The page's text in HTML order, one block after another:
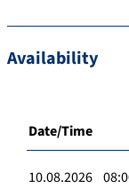
Availability
Date/Time
10.08.2026